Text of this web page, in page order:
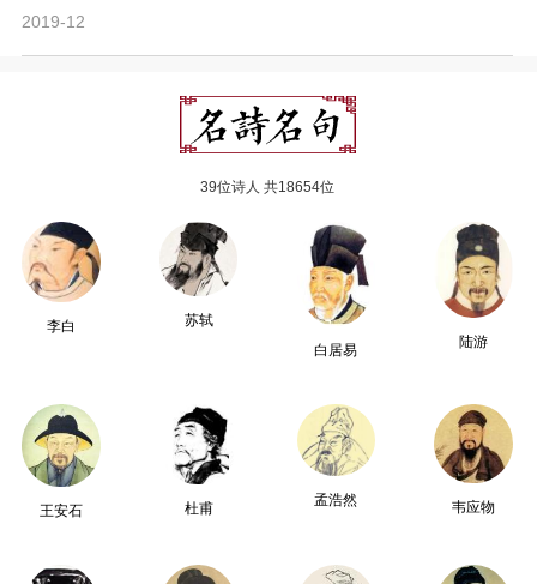
2019-12
39位诗人 共18654位
李白
苏轼
白居易
陆游
王安石 杜甫
孟浩然 韦应物